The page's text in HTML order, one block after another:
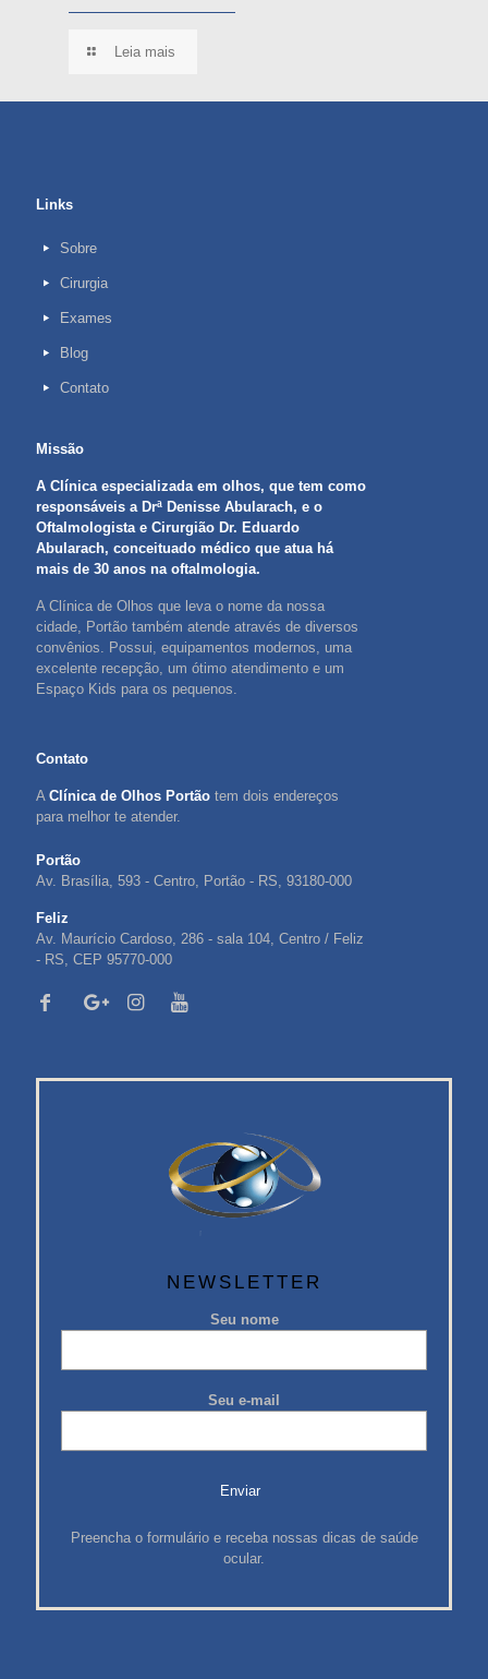
Leia mais
Links
Sobre
Cirurgia
Exames
Blog
Contato
Missão
A Clínica especializada em olhos, que tem como
responsáveis a Drª Denisse Abularach, e o
Oftalmologista e Cirurgião Dr. Eduardo
Abularach, conceituado médico que atua há
mais de 30 anos na oftalmologia.
A Clínica de Olhos que leva o nome da nossa
cidade, Portão também atende através de diversos
convênios. Possui, equipamentos modernos, uma
excelente recepção, um ótimo atendimento e um
Espaço Kids para os pequenos.
Contato
A Clínica de Olhos Portão tem dois endereços
para melhor te atender.
Portão
Av. Brasília, 593 - Centro, Portão - RS, 93180-000
Feliz
Av. Maurício Cardoso, 286 - sala 104, Centro / Feliz
- RS, CEP 95770-000
NEWSLETTER
Seu nome
Seu e-mail
Preencha o formulário e receba nossas dicas de saúde
ocular.